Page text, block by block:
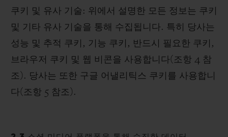
쿠키 및 유사 기술: 위에서 설명한 모든 정보는 쿠키
및 기타 유사 기술을 통해 수집됩니다. 특히 당사는
성능 및 추적 쿠키, 기능 쿠키, 반드시 필요한 쿠키,
브라우저 쿠키 및 웹 비콘을 사용합니다(조항 4 참
조). 당사는 또한 구글 어낼리틱스 쿠키를 사용합니
다(조항 5 참조).